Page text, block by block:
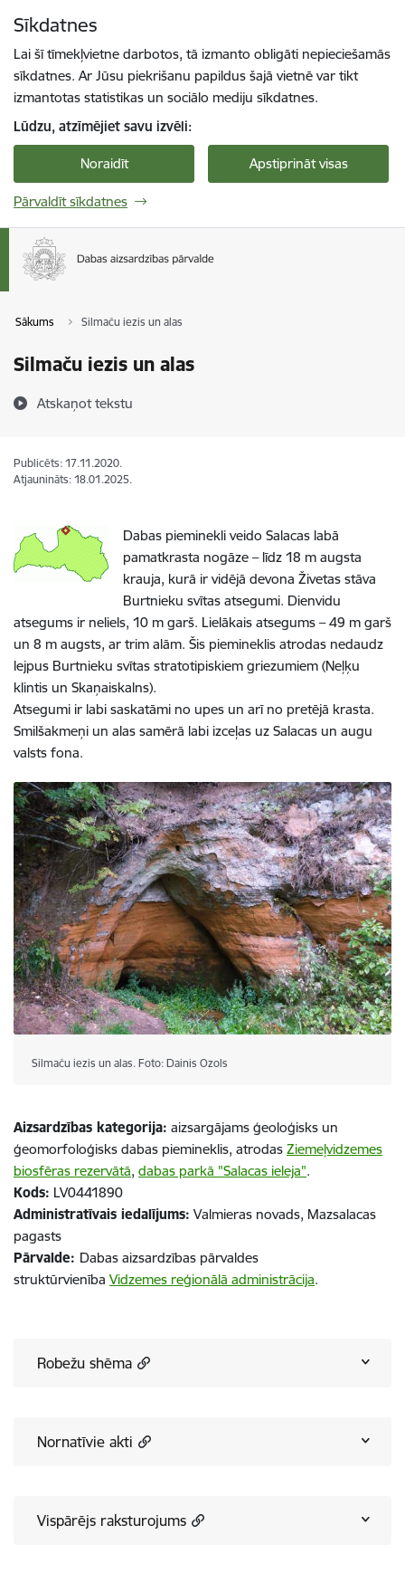
Sīkdatnes
Lai šī tīmekļvietne darbotos, tā izmanto obligāti nepieciešamās
sīkdatnes. Ar Jūsu piekrišanu papildus šajā vietnē var tikt
izmantotas statistikas un sociālo mediju sīkdatnes.
Lūdzu, atzīmējiet savu izvēli:
Noraidīt Apstiprināt visas
Pārvaldīt sīkdatnes
Sākums Silmaču iezis un alas
Silmaču iezis un alas
Atskaņot tekstu
Publicēts: 17.11.2020.
Atjaunināts: 18.01.2025.
Dabas pieminekli veido Salacas labā
pamatkrasta nogāze – līdz 18 m augsta
krauja, kurā ir vidējā devona Živetas stāva
Burtnieku svītas atsegumi. Dienvidu
atsegums ir neliels, 10 m garš. Lielākais atsegums – 49 m garš
un 8 m augsts, ar trim alām. Šis piemineklis atrodas nedaudz
lejpus Burtnieku svītas stratotipiskiem griezumiem (Neļķu
klintis un Skaņaiskalns).
Atsegumi ir labi saskatāmi no upes un arī no pretējā krasta.
Smilšakmeņi un alas samērā labi izceļas uz Salacas un augu
valsts fona.
Silmaču iezis un alas. Foto: Dainis Ozols
Aizsardzības kategorija: aizsargājams ģeoloģisks un
ģeomorfoloģisks dabas piemineklis, atrodas Ziemeļvidzemes
biosfēras rezervātā, dabas parkā "Salacas ieleja".
Kods: LV0441890
Administratīvais iedalījums: Valmieras novads, Mazsalacas
pagasts
Pārvalde: Dabas aizsardzības pārvaldes
struktūrvienība Vidzemes reģionālā administrācija.
Robežu shēma
Nornatīvie akti
Vispārējs raksturojums